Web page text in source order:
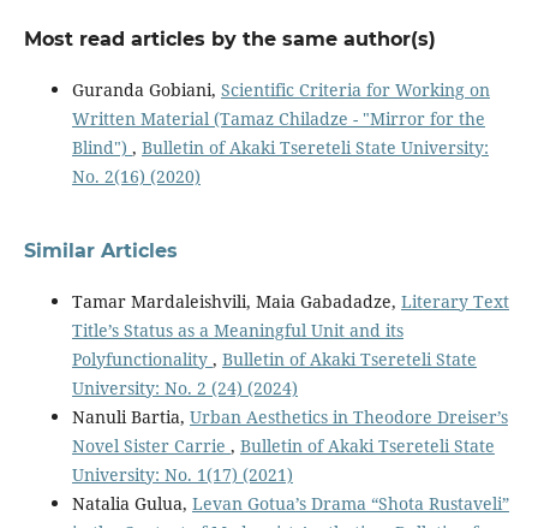
Most read articles by the same author(s)
Guranda Gobiani, Scientific Criteria for Working on
Written Material (Tamaz Chiladze - "Mirror for the
Blind") , Bulletin of Akaki Tsereteli State University:
No. 2(16) (2020)
Similar Articles
Tamar Mardaleishvili, Maia Gabadadze, Literary Text
Title’s Status as a Meaningful Unit and its
Polyfunctionality , Bulletin of Akaki Tsereteli State
University: No. 2 (24) (2024)
Nanuli Bartia, Urban Aesthetics in Theodore Dreiser’s
Novel Sister Carrie , Bulletin of Akaki Tsereteli State
University: No. 1(17) (2021)
Natalia Gulua, Levan Gotua’s Drama “Shota Rustaveli”